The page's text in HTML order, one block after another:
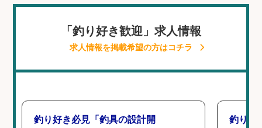
「釣り好き歓迎」求人情報
求人情報を掲載希望の方はコチラ
釣り好き必見「釣具の設計開
釣り好